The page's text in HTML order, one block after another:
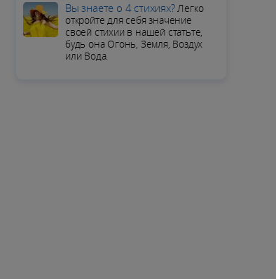
Вы знаете о 4 стихиях?Легко
откройте для себя значение
своей стихии в нашей статьте,
будь она Огонь, Земля, Воздух
или Вода.